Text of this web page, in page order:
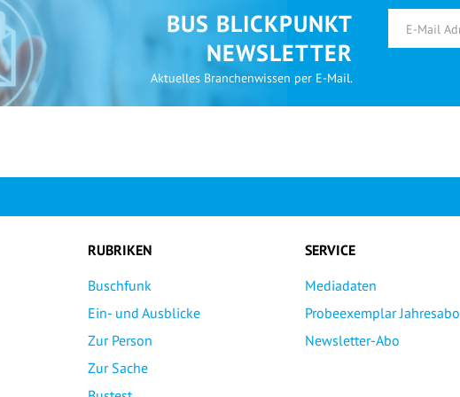
BUS BLICKPUNKT
NEWSLETTER
Aktuelles Branchenwissen per E-Mail.
RUBRIKEN
Buschfunk
Ein- und Ausblicke
Zur Person
Zur Sache
SERVICE
Mediadaten
Probeexemplar Jahresabo
Newsletter-Abo